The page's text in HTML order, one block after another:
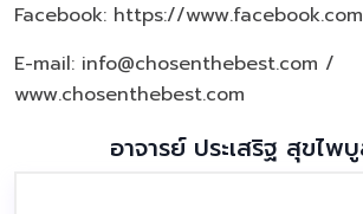
Facebook: https://
E-mail: info@chosenthebest.com /
www.chosenthebest.com
อาจารย์ ประเสริฐ สุขไพ